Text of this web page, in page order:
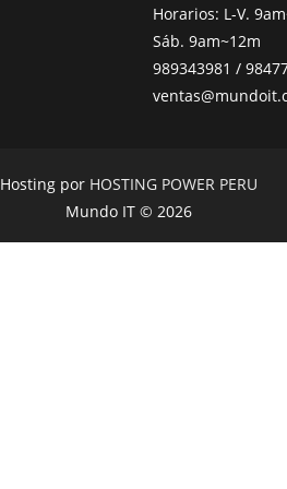
Horarios: L-V.
Sáb. 9am~12m
989343981 /
Hosting por HOSTING POWER PERU
Mundo IT © 2026